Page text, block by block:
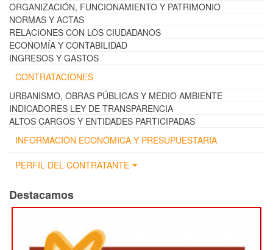
ORGANIZACIÓN, FUNCIONAMIENTO Y PATRIMONIO
NORMAS Y ACTAS
RELACIONES CON LOS CIUDADANOS
ECONOMÍA Y CONTABILIDAD
INGRESOS Y GASTOS
CONTRATACIONES
URBANISMO, OBRAS PÚBLICAS Y MEDIO AMBIENTE
INDICADORES LEY DE TRANSPARENCIA
ALTOS CARGOS Y ENTIDADES PARTICIPADAS
INFORMACIÓN ECONÓMICA Y PRESUPUESTARIA
PERFIL DEL CONTRATANTE
Destacamos